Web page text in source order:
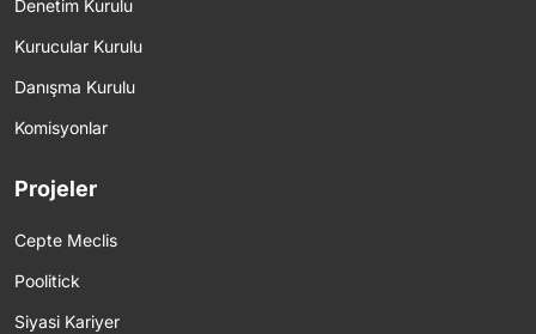
Denetim Kurulu
Kurucular Kurulu
Danışma Kurulu
Komisyonlar
Projeler
Cepte Meclis
Poolitick
Siyasi Kariyer